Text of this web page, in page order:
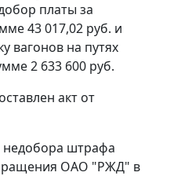
платы за
43 017,02 руб. и
вагонов на путях
2 633 600 руб.
акт от
штрафа
ОАО "РЖД" в